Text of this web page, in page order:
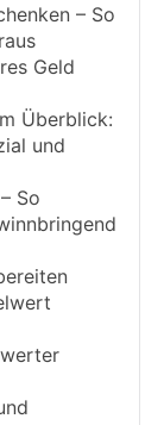
– So
Geld
Überblick:
und
So